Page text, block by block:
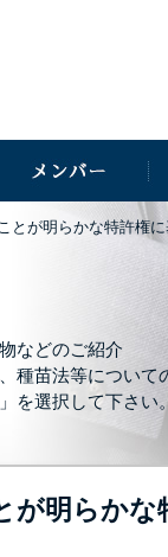
とが明らかな特許権
などのご紹介
種苗法等について
を選択して下さい
が明らか